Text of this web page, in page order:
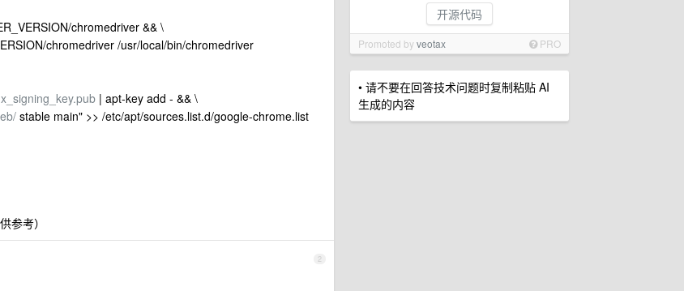
开源代码
Promoted byveotax PRO
• 请不要在回答技术问题时复制粘贴 AI
生成的内容
chromedriver && \
chromedriver /usr/local/bin/chromedriver
| apt-key add - && \
stable main" >> /etc/apt/sources.list.d/google-chrome.list
参考）
2